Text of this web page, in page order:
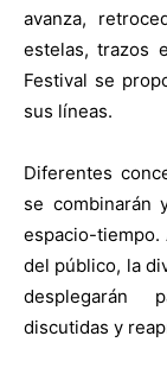
avanza,
estelas, trazos
Festival se
sus líneas.
Diferentes
se combinarán
espacio-tiempo.
del público, la
desplegarán
discutidas y